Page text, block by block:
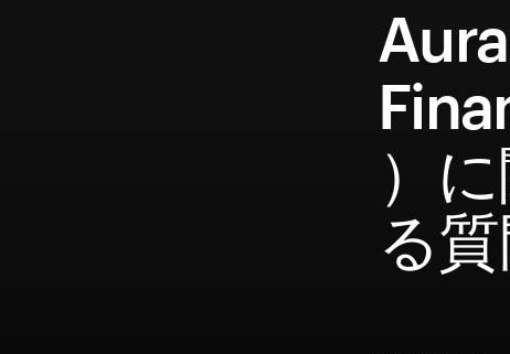
Aura
）
る